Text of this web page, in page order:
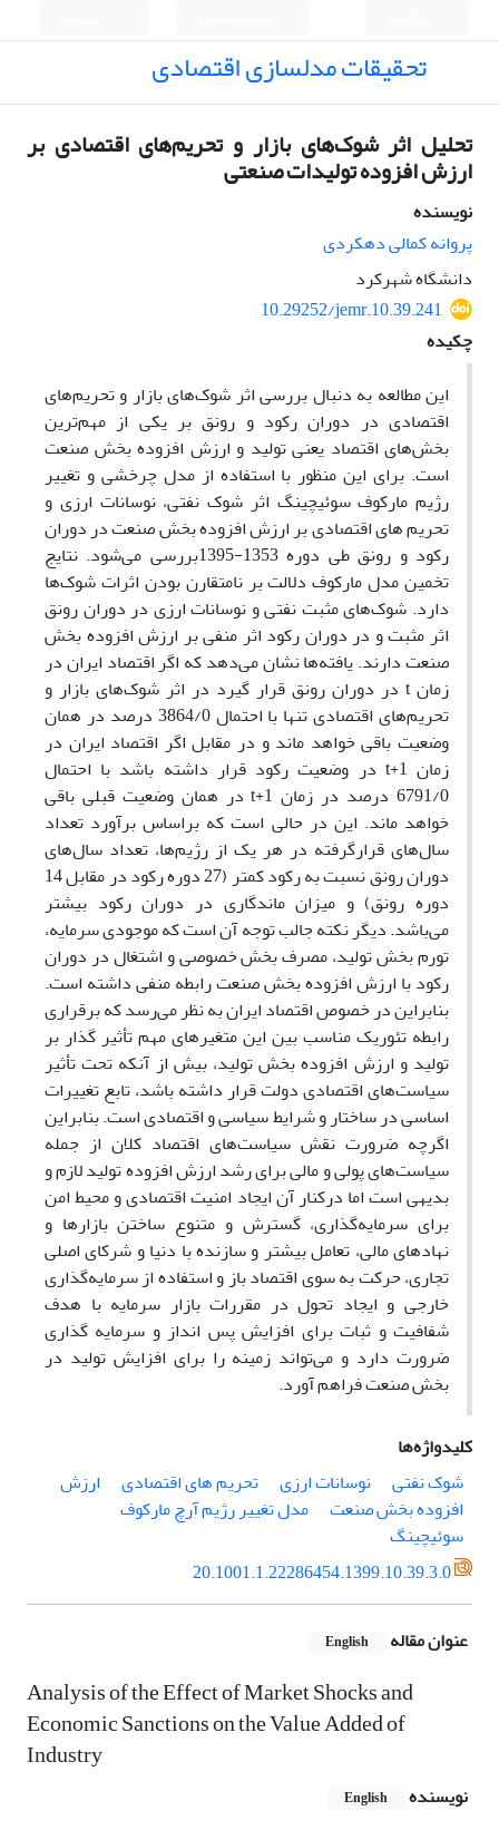
تحقیقات مدلسازی اقتصادی
تحلیل اثر شوک‌های بازار و تحریم‌های اقتصادی بر
ارزش افزوده تولیدات صنعتی
نویسنده
پروانه کمالی دهکردی
دانشگاه شهرکرد
10.29252/jemr.10.39.241
چکیده
این مطالعه به دنبال بررسی اثر شوک‌های بازار و تحریم‌های
اقتصادی در دوران رکود و رونق بر یکی از مهم‌ترین
بخش‌های اقتصاد یعنی تولید و ارزش افزوده بخش صنعت
است. برای این منظور با استفاده از مدل چرخشی و تغییر
رژیم مارکوف سوئیچینگ اثر شوک نفتی، نوسانات ارزی و
تحریم های اقتصادی بر ارزش افزوده بخش صنعت در دوران
رکود و رونق طی دوره 1353-1395بررسی می‌شود. نتایج
تخمین مدل مارکوف دلالت بر نامتقارن بودن اثرات شوک‌ها
دارد. شوک‌های مثبت نفتی و نوسانات ارزی در دوران رونق
اثر مثبت و در دوران رکود اثر منفی بر ارزش افزوده بخش
صنعت دارند. یافته‌ها نشان می‌دهد که اگر اقتصاد ایران در
زمان t در دوران رونق قرار گیرد در اثر شوک‌های بازار و
تحریم‌های اقتصادی تنها با احتمال 3864/0 درصد در همان
وضعیت باقی خواهد ماند و در مقابل اگر اقتصاد ایران در
زمان t+1 در وضعیت رکود قرار داشته باشد با احتمال
6791/0 درصد در زمان t+1 در همان وضعیت قبلی باقی
خواهد ماند. این در حالی است که براساس برآورد‌ تعداد
سال‌های قرارگرفته در هر یک از رژیم‌ها، تعداد سال‌های
دوران رونق نسبت به رکود کمتر (27 دوره رکود در مقابل 14
دوره رونق) و میزان ماندگاری در دوران رکود بیشتر
می‌باشد. دیگر نکته جالب توجه آن است که موجودی سرمایه،
تورم بخش تولید، مصرف بخش خصوصی و اشتغال در دوران
رکود با ارزش افزوده بخش صنعت رابطه منفی داشته است.
بنابراین در خصوص اقتصاد ایران به نظر می‌رسد که برقراری
رابطه تئوریک مناسب بین این متغیرهای مهم تأثیر گذار بر
تولید و ارزش افزوده بخش تولید، بیش از آنکه تحت تأثیر
سیاست‌های اقتصادی دولت قرار داشته باشد، تابع تغییرات
اساسی در ساختار و شرایط سیاسی و اقتصادی است. بنابراین
اگرچه ضرورت نقش سیاست‌های اقتصاد کلان از جمله
سیاست‌های پولی و مالی برای رشد ارزش افزوده تولید لازم و
بدیهی است اما درکنار آن ایجاد امنیت اقتصادی و محیط امن
برای سرمایه‌گذاری، گسترش و متنوع ساختن بازارها و
نهادهای مالی، تعامل بیشتر و سازنده با دنیا و شرکای اصلی
تجاری، حرکت به سوی اقتصاد باز و استفاده از سرمایه‌گذاری
خارجی و ایجاد تحول در مقررات بازار سرمایه با هدف
شفافیت و ثبات برای افزایش پس انداز و سرمایه گذاری
ضرورت دارد و می‌تواند زمینه را برای افزایش تولید در
بخش صنعت فراهم آورد.
کلیدواژه‌ها
شوک نفتی
نوسانات ارزی تحریم های اقتصادی
ارزش
افزوده بخش صنعت
مدل تغییر رژیم آرچ مارکوف
سوئیچینگ
20.1001.1.22286454.1399.10.39.3.0
عنوان مقاله English
Analysis of the Effect of Market Shocks and
Economic Sanctions on the Value Added of
Industry
نویسنده English